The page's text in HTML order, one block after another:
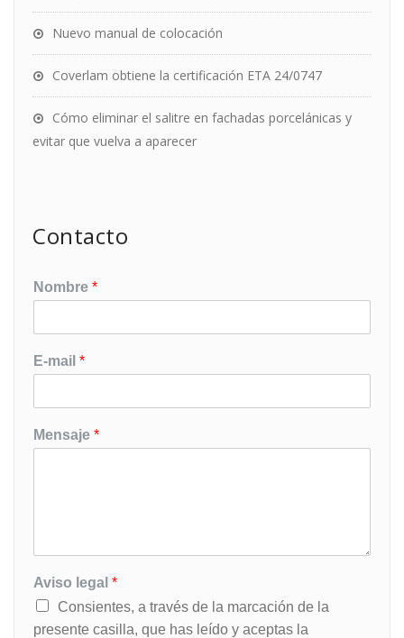
Nuevo manual de colocación
Coverlam obtiene la certificación ETA 24/0747
Cómo eliminar el salitre en fachadas porcelánicas y
evitar que vuelva a aparecer
Contacto
Nombre *
E-mail *
Mensaje *
Aviso legal *
Consientes, a través de la marcación de la
presente casilla, que has leído y aceptas la